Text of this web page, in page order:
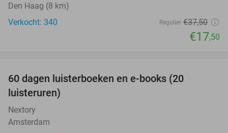
Den Haag (8 km)
Verkocht: 340
Regulier €37,50
€17,50
60 dagen luisterboeken en e-books (20
luisteruren)
Nextory
Amsterdam